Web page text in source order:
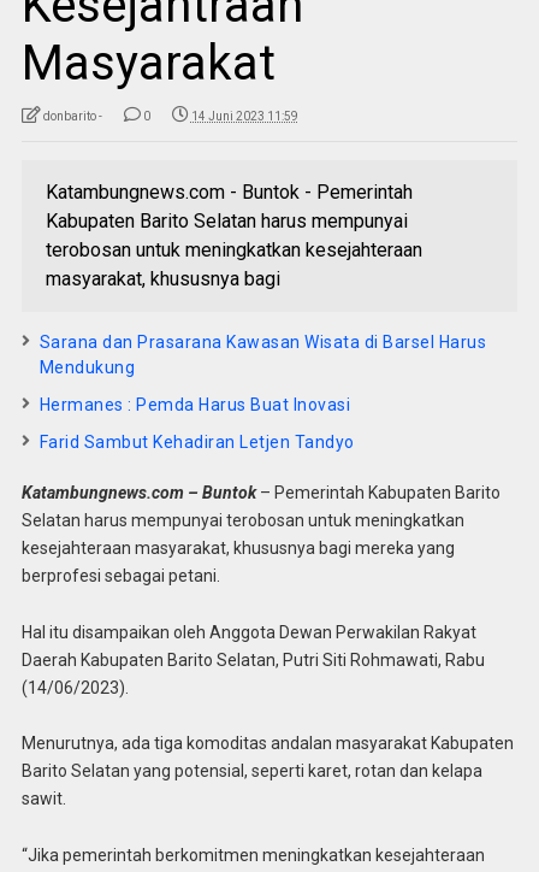
Masyarakat
donbarito - 0 14 Juni 2023 11:59
Katambungnews.com - Buntok - Pemerintah
Kabupaten Barito Selatan harus mempunyai
terobosan untuk meningkatkan kesejahteraan
masyarakat, khususnya bagi
Sarana dan Prasarana Kawasan Wisata di Barsel Harus
Mendukung
Hermanes : Pemda Harus Buat Inovasi
Farid Sambut Kehadiran Letjen Tandyo
Katambungnews.com – Buntok – Pemerintah Kabupaten Barito
Selatan harus mempunyai terobosan untuk meningkatkan
kesejahteraan masyarakat, khususnya bagi mereka yang
berprofesi sebagai petani.
Hal itu disampaikan oleh Anggota Dewan Perwakilan Rakyat
Daerah Kabupaten Barito Selatan, Putri Siti Rohmawati, Rabu
(14/06/2023).
Menurutnya, ada tiga komoditas andalan masyarakat Kabupaten
Barito Selatan yang potensial, seperti karet, rotan dan kelapa
sawit.
“Jika pemerintah berkomitmen meningkatkan kesejahteraan